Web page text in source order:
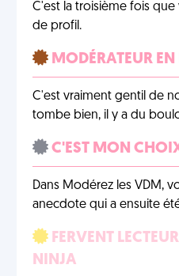
C'est la troisième fois
de profil.
MODÉRATEUR EN
C'est vraiment gentil de
tombe bien, il y a du
C'EST MON
Dans Modérez les VDM,
anecdote qui a ensuite
FERVENT
NINJA